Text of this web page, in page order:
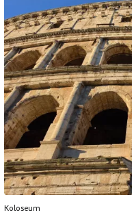
Koloseum